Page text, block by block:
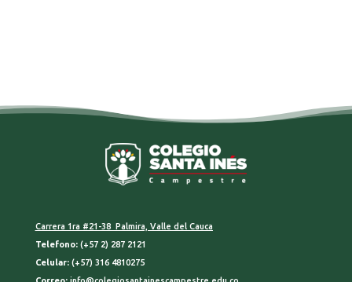
Carrera 1ra #21-38 Palmira, Valle del Cauca
Telefono:(+57 2) 287 2121
Celular:(+57) 316 4810275